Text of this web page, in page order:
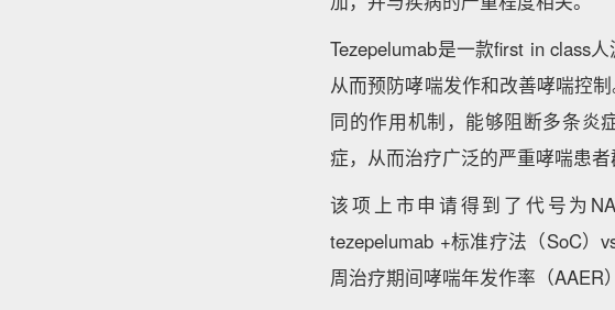
Tezepelumab是一款first in class
从而预防哮喘发作和改善哮喘控
同的作用机制，能够阻断多条炎
症，从而治疗广泛的严重哮喘患者
该项上市申请得到了代号为
tezepelumab +标准疗法（SoC）
周治疗期间哮喘年发作率（AAER